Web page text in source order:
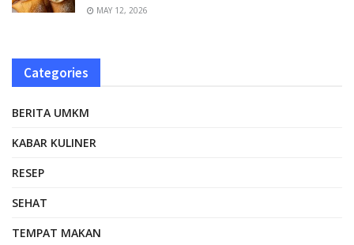
MAY 12, 2026
Categories
BERITA UMKM
KABAR KULINER
RESEP
SEHAT
TEMPAT MAKAN